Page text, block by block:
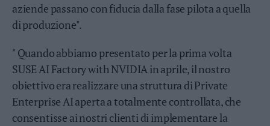
aziende passano con fiducia dalla fase pilota a quella
di produzione".
" Quando abbiamo presentato per la prima volta
SUSE AI Factory with NVIDIA in aprile, il nostro
obiettivo era realizzare una struttura di Private
Enterprise AI aperta a totalmente controllata, che
consentisse ai nostri clienti di implementare la